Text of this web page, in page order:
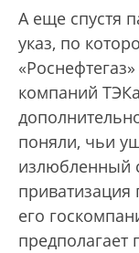
А еще спустя
указ, по
компаний
поняли, чьи
излюбленный
приватизация
его
предполагает